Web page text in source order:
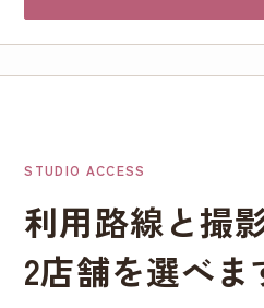
STUDIO ACCESS
利用路線と撮
2店舗を選べま